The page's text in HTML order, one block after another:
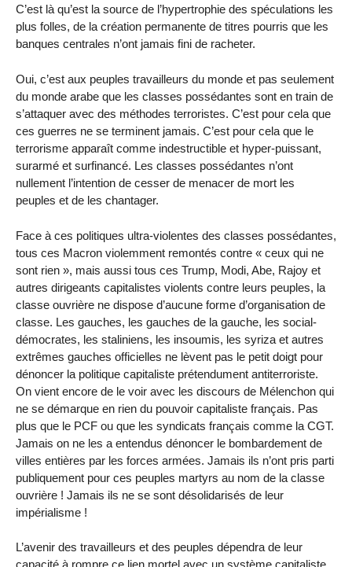
C’est là qu’est la source de l’hypertrophie des spéculations les
plus folles, de la création permanente de titres pourris que les
banques centrales n’ont jamais fini de racheter.
Oui, c’est aux peuples travailleurs du monde et pas seulement
du monde arabe que les classes possédantes sont en train de
s’attaquer avec des méthodes terroristes. C’est pour cela que
ces guerres ne se terminent jamais. C’est pour cela que le
terrorisme apparaît comme indestructible et hyper-puissant,
surarmé et surfinancé. Les classes possédantes n’ont
nullement l’intention de cesser de menacer de mort les
peuples et de les chantager.
Face à ces politiques ultra-violentes des classes possédantes,
tous ces Macron violemment remontés contre « ceux qui ne
sont rien », mais aussi tous ces Trump, Modi, Abe, Rajoy et
autres dirigeants capitalistes violents contre leurs peuples, la
classe ouvrière ne dispose d’aucune forme d’organisation de
classe. Les gauches, les gauches de la gauche, les social-
démocrates, les staliniens, les insoumis, les syriza et autres
extrêmes gauches officielles ne lèvent pas le petit doigt pour
dénoncer la politique capitaliste prétendument antiterroriste.
On vient encore de le voir avec les discours de Mélenchon qui
ne se démarque en rien du pouvoir capitaliste français. Pas
plus que le PCF ou que les syndicats français comme la CGT.
Jamais on ne les a entendus dénoncer le bombardement de
villes entières par les forces armées. Jamais ils n’ont pris parti
publiquement pour ces peuples martyrs au nom de la classe
ouvrière ! Jamais ils ne se sont désolidarisés de leur
impérialisme !
L’avenir des travailleurs et des peuples dépendra de leur